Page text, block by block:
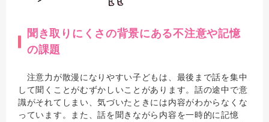
聞き取りにくさの背景にある不注意や記憶
の課題
注意力が散漫になりやすい子どもは、最後まで話を集中
して聞くことがむずかしいことがあります。話の途中で意
識がそれてしまい、気づいたときには内容がわからなくな
っています。また、話を聞きながら内容を一時的に記憶